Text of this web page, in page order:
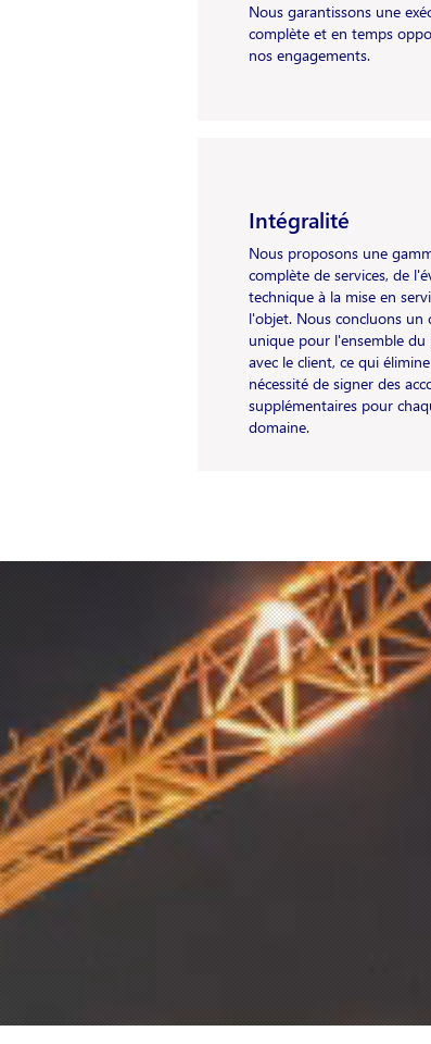
Nous garantissons une
complète et en temps
nos engagements.
Intégralité
Nous proposons une
complète de services, de
technique à la mise en
l'objet. Nous concluons un
unique pour l'ensemble du
avec le client, ce qui
nécessité de signer des
supplémentaires pour
domaine.